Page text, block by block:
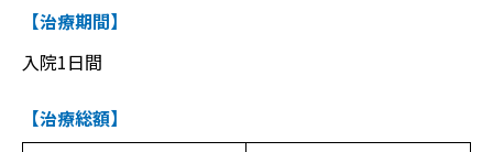
【治療期間】
入院1日間
【治療総額】